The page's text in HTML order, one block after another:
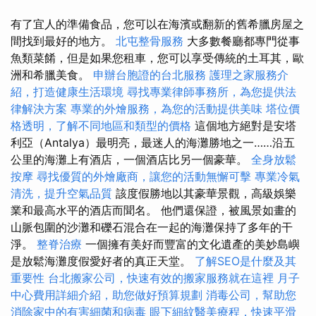
有了宜人的準備食品，您可以在海濱或翻新的舊希臘房屋之
間找到最好的地方。 北屯整骨服務 大多數餐廳都專門從事
魚類菜餚，但是如果您租車，您可以享受傳統的土耳其，歐
洲和希臘美食。 申辦台胞證的台北服務 護理之家服務介
紹，打造健康生活環境 尋找專業律師事務所，為您提供法
律解決方案 專業的外燴服務，為您的活動提供美味 塔位價
格透明，了解不同地區和類型的價格 這個地方絕對是安塔
利亞（Antalya）最明亮，最迷人的海灘勝地之一……沿五
公里的海灘上有酒店，一個酒店比另一個豪華。 全身放鬆
按摩 尋找優質的外燴廠商，讓您的活動無懈可擊 專業冷氣
清洗，提升空氣品質 該度假勝地以其豪華景觀，高級娛樂
業和最高水平的酒店而聞名。 他們還保證，被風景如畫的
山脈包圍的沙灘和礫石混合在一起的海灘保持了多年的干
淨。 整脊治療 一個擁有美好而豐富的文化遺產的美妙島嶼
是放鬆海灘度假愛好者的真正天堂。 了解SEO是什麼及其
重要性 台北搬家公司，快速有效的搬家服務就在這裡 月子
中心費用詳細介紹，助您做好預算規劃 消毒公司，幫助您
消除家中的有害細菌和病毒 眼下細紋醫美療程，快速平滑